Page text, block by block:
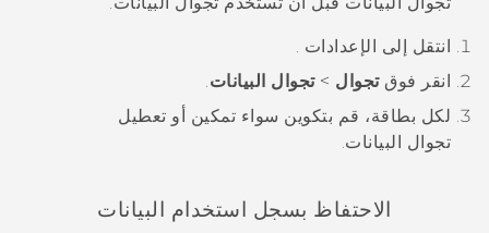
انتقل إلى الإعدادات .
انقر فوقتجوال >تجوال البيانات.
لكل بطاقة، قم بتكوين سواء تمكين أو تعطيل
تجوال البيانات.
الاحتفاظ بسجل استخدام البيانات